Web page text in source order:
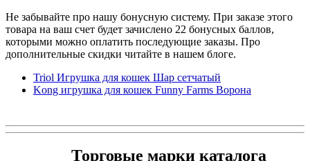
Не забывайте про нашу бонусную систему. При заказе этого
товара на ваш счет будет зачислено 22 бонусных баллов,
которыми можно оплатить последующие заказы. Про
дополнительные скидки читайте в нашем блоге.
Triol Игрушка для кошек Шар сетчатый
Kong игрушка для кошек Funny Farms Ворона
Торговые марки каталога